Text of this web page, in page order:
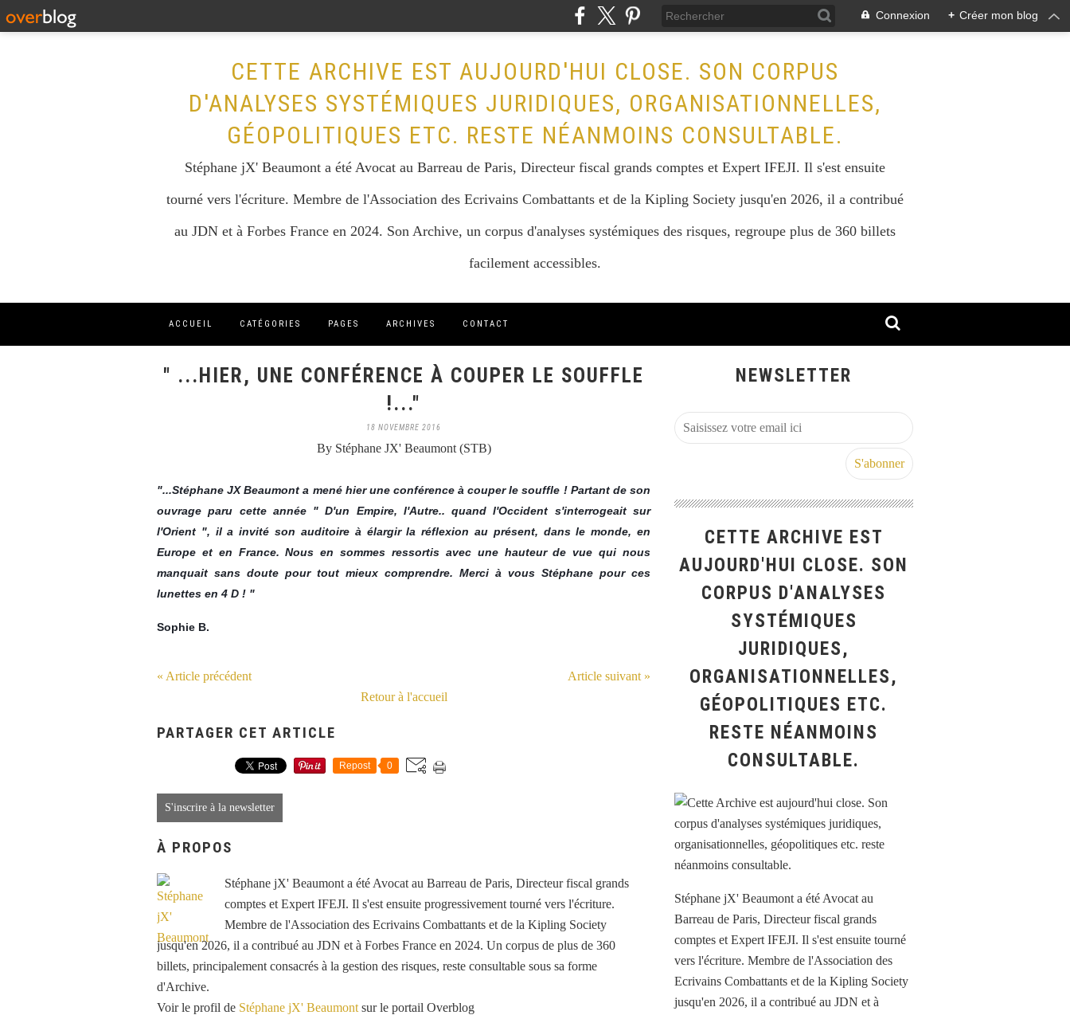
Connexion + Créer mon blog
CETTE ARCHIVE EST AUJOURD'HUI CLOSE. SON CORPUS
D'ANALYSES SYSTÉMIQUES JURIDIQUES, ORGANISATIONNELLES,
GÉOPOLITIQUES ETC. RESTE NÉANMOINS CONSULTABLE.
Stéphane jX' Beaumont a été Avocat au Barreau de Paris, Directeur fiscal grands comptes et Expert IFEJI. Il s'est ensuite
tourné vers l'écriture. Membre de l'Association des Ecrivains Combattants et de la Kipling Society jusqu'en 2026, il a contribué
au JDN et à Forbes France en 2024. Son Archive, un corpus d'analyses systémiques des risques, regroupe plus de 360 billets
facilement accessibles.
ACCUEIL CATÉGORIES PAGES ARCHIVES CONTACT
" ...HIER, UNE CONFÉRENCE À COUPER LE SOUFFLE
!..."
18 NOVEMBRE 2016
By Stéphane JX' Beaumont (STB)
"...Stéphane JX Beaumont a mené hier une conférence à couper le souffle ! Partant de son
ouvrage paru cette année " D'un Empire, l'Autre.. quand l'Occident s'interrogeait sur
l'Orient ", il a invité son auditoire à élargir la réflexion au présent, dans le monde, en
Europe et en France. Nous en sommes ressortis avec une hauteur de vue qui nous
manquait sans doute pour tout mieux comprendre. Merci à vous Stéphane pour ces
lunettes en 4 D ! "
Sophie B.
« Article précédent
Article suivant »
Retour à l'accueil
PARTAGER CET ARTICLE
Repost 0
S'inscrire à la newsletter
À PROPOS
Stéphane jX' Beaumont a été Avocat au Barreau de Paris, Directeur fiscal grands
comptes et Expert IFEJI. Il s'est ensuite progressivement tourné vers l'écriture.
Membre de l'Association des Ecrivains Combattants et de la Kipling Society
jusqu'en 2026, il a contribué au JDN et à Forbes France en 2024. Un corpus de plus de 360
billets, principalement consacrés à la gestion des risques, reste consultable sous sa forme
d'Archive.
Voir le profil de Stéphane jX' Beaumont sur le portail Overblog
NEWSLETTER
CETTE ARCHIVE EST
AUJOURD'HUI CLOSE. SON
CORPUS D'ANALYSES
SYSTÉMIQUES
JURIDIQUES,
ORGANISATIONNELLES,
GÉOPOLITIQUES ETC.
RESTE NÉANMOINS
CONSULTABLE.
Stéphane jX' Beaumont a été Avocat au
Barreau de Paris, Directeur fiscal grands
comptes et Expert IFEJI. Il s'est ensuite tourné
vers l'écriture. Membre de l'Association des
Ecrivains Combattants et de la Kipling Society
jusqu'en 2026, il a contribué au JDN et à